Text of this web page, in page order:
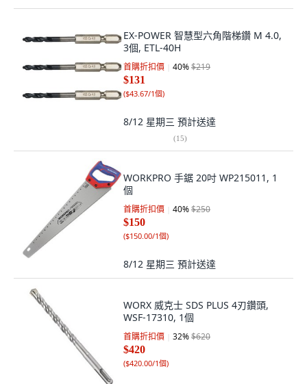
EX-POWER 智慧型六角階梯鑽 M 4.0,
3個, ETL-40H
首購折扣價 40%$219
$131
($43.67/1個)
8/12 星期三 預計送達
(15)
WORKPRO 手鋸 20吋 WP215011, 1
個
首購折扣價 40%$250
$150
($150.00/1個)
8/12 星期三 預計送達
WORX 威克士 SDS PLUS 4刃鑽頭,
WSF-17310, 1個
首購折扣價 32%$620
$420
($420.00/1個)